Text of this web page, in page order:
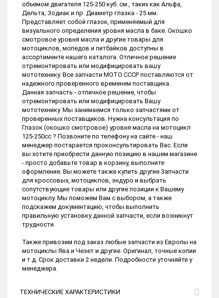
объемом двигателя 125-250 куб. см., таких как Альфа,
Дельта, Зодиак и пр. Диаметр глазка - 25 мм.
Представляет собой глазок, применяемый для
визуального определения уровня масла в баке. Окошко
смотровое уровня масла и другие товары для
мотоциклов, мопедов и питбайков доступны в
ассортименте нашего каталога. Отличное решение
отремонтировать или модифицировать вашу
мототехнику. Все запчасти МОТО СССР поставляются от
надежного проверенного временем поставщика.
Данная запчасть - отличное решение, чтобы
отремонтировать или модифицировать Вашу
мототехнику. Мы занимаемся только запчастями от
проверенных поставщиков. Нужна консультация по
Глазок (окошко смотровое) уровня масла на мотоцикл
125-250cc ? Позвоните по телефону на сайте - наш
менеджер постарается проконсультировать Вас. Если
вы хотите приобрести данную позицию в нашем магазине
- просто добавьте товар в корзину, выполните
оформление. Вы можете также купить другие Запчасти
для кроссовых, мотоциклов, эндуро и выбрать
сопутствующие товары или другие позиции к Вашему
мотоциклу. Мы поможем Вам с выбором, а также
подскажем документацию, чтобы выполнить
правильную установку данной запчасти, если возникнут
трудности.
Также привозим под заказ любые запчасти из Европы на
мотоциклы Ява и Чезет и другие. Оригинал, точные копии
и т.д. Срок доставки 2 недели. Подробности уточняйте у
менеджера.
ТЕХНИЧЕСКИЕ ХАРАКТЕРИСТИКИ